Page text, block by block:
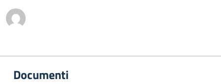
Documenti